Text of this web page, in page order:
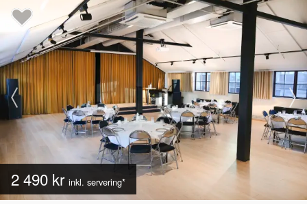
2 490 kr inkl. servering*